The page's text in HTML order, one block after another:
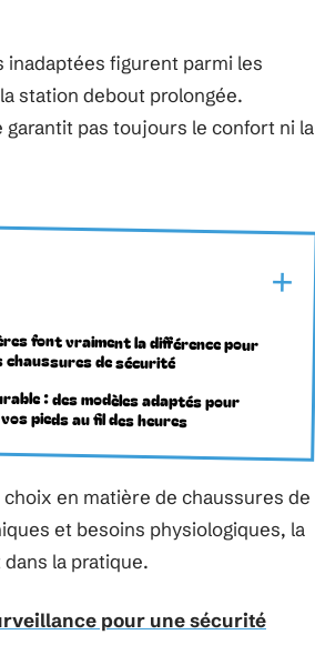
figurent parmi les
station debout prolongée.
pas toujours le confort ni la
font vraiment la différence pour
chaussures de sécurité
: des modèles adaptés pour
pieds au fil des heures
en matière de chaussures de
et besoins physiologiques, la
la pratique.
pour une sécurité